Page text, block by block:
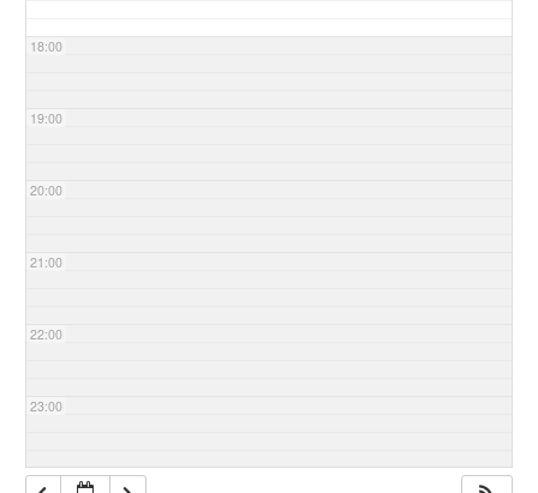
18:00
19:00
20:00
21:00
22:00
23:00